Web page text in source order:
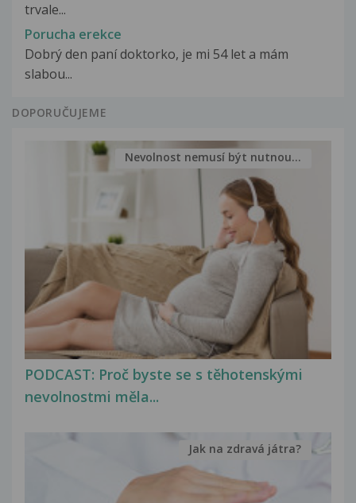
trvale...
Porucha erekce
Dobrý den paní doktorko, je mi 54 let a mám
slabou...
DOPORUČUJEME
PODCAST: Proč byste se s těhotenskými
nevolnostmi měla...
Nevolnost nemusí být nutnou...
Jak na zdravá játra?